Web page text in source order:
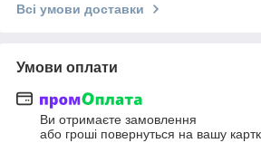
Всі умови доставки
Умови оплати
Ви отримаєте замовлення
або гроші повернуться на вашу